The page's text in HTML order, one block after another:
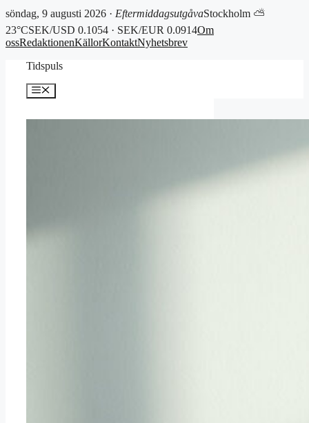
söndag, 9 augusti 2026 · EftermiddagsutgåvaStockholm ⛅
23°CSEK/USD 0.1054 · SEK/EUR 0.0914Om
ossRedaktionenKällorKontaktNyhetsbrev
Tidspuls
Meny